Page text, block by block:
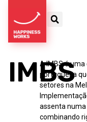
IMBS
A IMBS é
portuguesa
setores na
assenta
combinando